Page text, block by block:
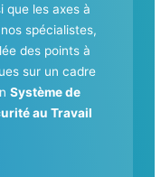
que les axes à
spécialistes,
des points à
sur un cadre
Système de
au Travail